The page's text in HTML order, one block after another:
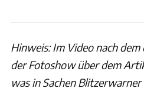
Hinweis: Im Video nach
der Fotoshow über dem
was in Sachen